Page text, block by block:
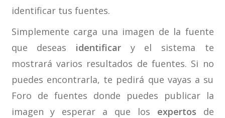
identificar tus fuentes.
Simplemente carga una imagen de la fuente
que deseas identificary el sistema te
mostrará varios resultados de fuentes. Si no
puedes encontrarla, te pedirá que vayas a su
Foro de fuentes donde puedes publicar la
imagen y esperar a que los expertos de